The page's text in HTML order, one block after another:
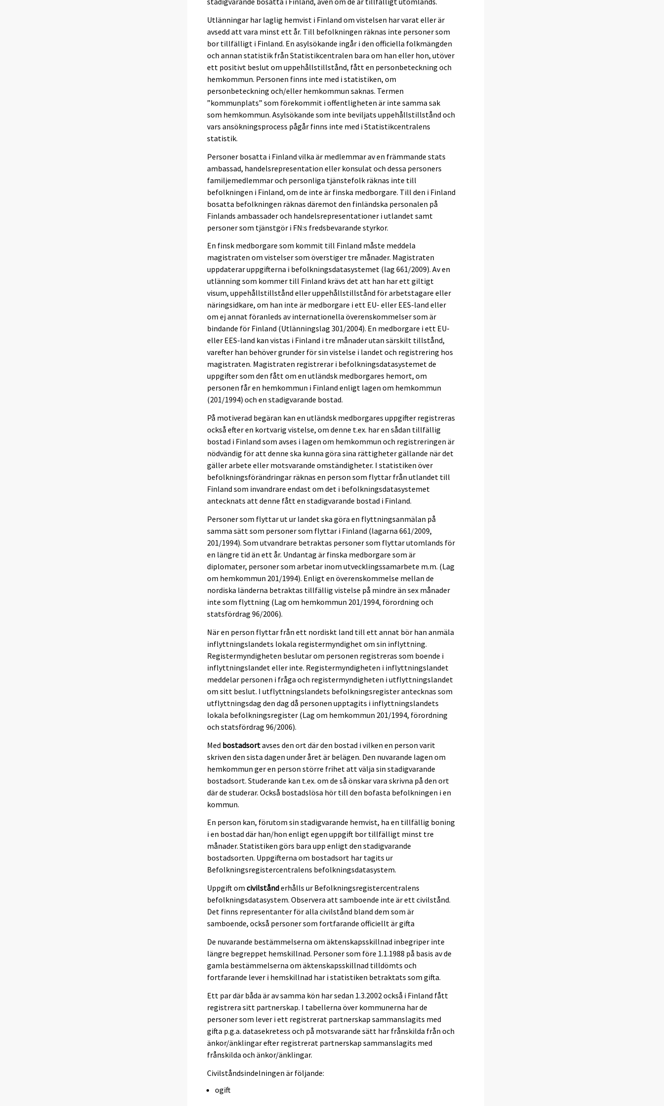
Utlänningar har laglig hemvist i Finland om vistelsen har varat eller är
avsedd att vara minst ett år. Till befolkningen räknas inte personer som
bor tillfälligt i Finland. En asylsökande ingår i den officiella folkmängden
och annan statistik från Statistikcentralen bara om han eller hon, utöver
ett positivt beslut om uppehållstillstånd, fått en personbeteckning och
hemkommun. Personen finns inte med i statistiken, om
personbeteckning och/eller hemkommun saknas. Termen
”kommunplats” som förekommit i offentligheten är inte samma sak
som hemkommun. Asylsökande som inte beviljats uppehållstillstånd och
vars ansökningsprocess pågår finns inte med i Statistikcentralens
statistik.
Personer bosatta i Finland vilka är medlemmar av en främmande stats
ambassad, handelsrepresentation eller konsulat och dessa personers
familjemedlemmar och personliga tjänstefolk räknas inte till
befolkningen i Finland, om de inte är finska medborgare. Till den i Finland
bosatta befolkningen räknas däremot den finländska personalen på
Finlands ambassader och handelsrepresentationer i utlandet samt
personer som tjänstgör i FN:s fredsbevarande styrkor.
En finsk medborgare som kommit till Finland måste meddela
magistraten om vistelser som överstiger tre månader. Magistraten
uppdaterar uppgifterna i befolkningsdatasystemet (lag 661/2009). Av en
utlänning som kommer till Finland krävs det att han har ett giltigt
visum, uppehållstillstånd eller uppehållstillstånd för arbetstagare eller
näringsidkare, om han inte är medborgare i ett EU- eller EES-land eller
om ej annat föranleds av internationella överenskommelser som är
bindande för Finland (Utlänningslag 301/2004). En medborgare i ett EU-
eller EES-land kan vistas i Finland i tre månader utan särskilt tillstånd,
varefter han behöver grunder för sin vistelse i landet och registrering hos
magistraten. Magistraten registrerar i befolkningsdatasystemet de
uppgifter som den fått om en utländsk medborgares hemort, om
personen får en hemkommun i Finland enligt lagen om hemkommun
(201/1994) och en stadigvarande bostad.
På motiverad begäran kan en utländsk medborgares uppgifter registreras
också efter en kortvarig vistelse, om denne t.ex. har en sådan tillfällig
bostad i Finland som avses i lagen om hemkommun och registreringen är
nödvändig för att denne ska kunna göra sina rättigheter gällande när det
gäller arbete eller motsvarande omständigheter. I statistiken över
befolkningsförändringar räknas en person som flyttar från utlandet till
Finland som invandrare endast om det i befolkningsdatasystemet
antecknats att denne fått en stadigvarande bostad i Finland.
Personer som flyttar ut ur landet ska göra en flyttningsanmälan på
samma sätt som personer som flyttar i Finland (lagarna 661/2009,
201/1994). Som utvandrare betraktas personer som flyttar utomlands för
en längre tid än ett år. Undantag är finska medborgare som är
diplomater, personer som arbetar inom utvecklingssamarbete m.m. (Lag
om hemkommun 201/1994). Enligt en överenskommelse mellan de
nordiska länderna betraktas tillfällig vistelse på mindre än sex månader
inte som flyttning (Lag om hemkommun 201/1994, förordning och
statsfördrag 96/2006).
När en person flyttar från ett nordiskt land till ett annat bör han anmäla
inflyttningslandets lokala registermyndighet om sin inflyttning.
Registermyndigheten beslutar om personen registreras som boende i
inflyttningslandet eller inte. Registermyndigheten i inflyttningslandet
meddelar personen i fråga och registermyndigheten i utflyttningslandet
om sitt beslut. I utflyttningslandets befolkningsregister antecknas som
utflyttningsdag den dag då personen upptagits i inflyttningslandets
lokala befolkningsregister (Lag om hemkommun 201/1994, förordning
och statsfördrag 96/2006).
Med bostadsortavses den ort där den bostad i vilken en person varit
skriven den sista dagen under året är belägen. Den nuvarande lagen om
hemkommun ger en person större frihet att välja sin stadigvarande
bostadsort. Studerande kan t.ex. om de så önskar vara skrivna på den ort
där de studerar. Också bostadslösa hör till den bofasta befolkningen i en
kommun.
En person kan, förutom sin stadigvarande hemvist, ha en tillfällig boning
i en bostad där han/hon enligt egen uppgift bor tillfälligt minst tre
månader. Statistiken görs bara upp enligt den stadigvarande
bostadsorten. Uppgifterna om bostadsort har tagits ur
Befolkningsregistercentralens befolkningsdatasystem.
Uppgift omcivilstånderhålls ur Befolkningsregistercentralens
befolkningsdatasystem. Observera att samboende inte är ett civilstånd.
Det finns representanter för alla civilstånd bland dem som är
samboende, också personer som fortfarande officiellt är gifta
De nuvarande bestämmelserna om äktenskapsskillnad inbegriper inte
längre begreppet hemskillnad. Personer som före 1.1.1988 på basis av de
gamla bestämmelserna om äktenskapsskillnad tilldömts och
fortfarande lever i hemskillnad har i statistiken betraktats som gifta.
Ett par där båda är av samma kön har sedan 1.3.2002 också i Finland fått
registrera sitt partnerskap. I tabellerna över kommunerna har de
personer som lever i ett registrerat partnerskap sammanslagits med
gifta p.g.a. datasekretess och på motsvarande sätt har frånskilda från och
änkor/änklingar efter registrerat partnerskap sammanslagits med
frånskilda och änkor/änklingar.
Civilståndsindelningen är följande:
ogift